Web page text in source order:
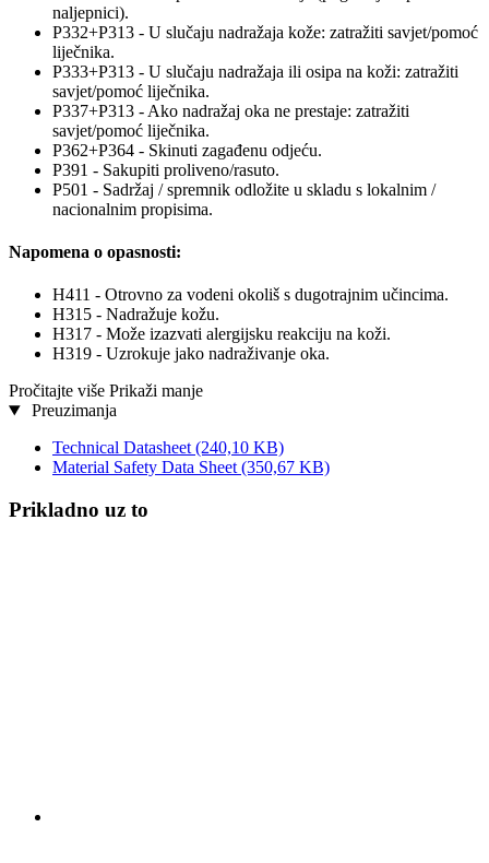
naljepnici).
P332+P313 - U slučaju nadražaja kože: zatražiti savjet/pomoć
liječnika.
P333+P313 - U slučaju nadražaja ili osipa na koži: zatražiti
savjet/pomoć liječnika.
P337+P313 - Ako nadražaj oka ne prestaje: zatražiti
savjet/pomoć liječnika.
P362+P364 - Skinuti zagađenu odjeću.
P391 - Sakupiti proliveno/rasuto.
P501 - Sadržaj / spremnik odložite u skladu s lokalnim /
nacionalnim propisima.
Napomena o opasnosti:
H411 - Otrovno za vodeni okoliš s dugotrajnim učincima.
H315 - Nadražuje kožu.
H317 - Može izazvati alergijsku reakciju na koži.
H319 - Uzrokuje jako nadraživanje oka.
Pročitajte više Prikaži manje
Preuzimanja
Technical Datasheet (240,10 KB)
Material Safety Data Sheet (350,67 KB)
Prikladno uz to